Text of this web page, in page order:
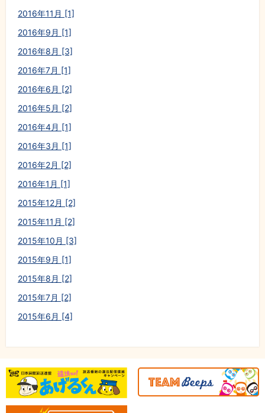
2016年11月 [1]
2016年9月 [1]
2016年8月 [3]
2016年7月 [1]
2016年6月 [2]
2016年5月 [2]
2016年4月 [1]
2016年3月 [1]
2016年2月 [2]
2016年1月 [1]
2015年12月 [2]
2015年11月 [2]
2015年10月 [3]
2015年9月 [1]
2015年8月 [2]
2015年7月 [2]
2015年6月 [4]